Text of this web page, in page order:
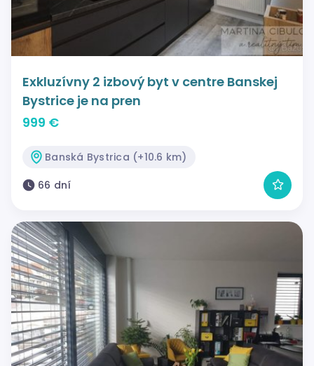
Exkluzívny 2 izbový byt v centre Banskej
Bystrice je na pren
999 €
Banská Bystrica (+10.6 km)
66 dní